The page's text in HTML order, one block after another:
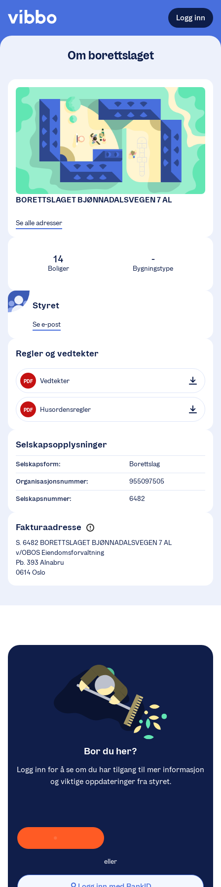
Logg inn
Om borettslaget
BORETTSLAGET BJØNNADALSVEGEN 7 AL
Se alle adresser
14
Boliger
-
Bygningstype
Styret
Se e-post
Regler og vedtekter
PDF Vedtekter
PDF Husordensregler
Selskapsopplysninger
Selskapsform: Borettslag
Organisasjonsnummer: 955097505
Selskapsnummer: 6482
Fakturaadresse
S. 6482 BORETTSLAGET BJØNNADALSVEGEN 7 AL
v/OBOS Eiendomsforvaltning
Pb. 393 Alnabru
0614 Oslo
Bor du her?
Logg inn for å se om du har tilgang til mer informasjon
og viktige oppdateringer fra styret.
Laster inn Vipps …
eller